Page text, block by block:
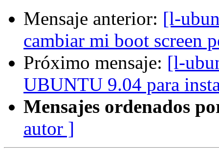
Mensaje anterior: [l-
cambiar mi boot screen
Próximo mensaje: [l-
UBUNTU 9.04 para
Mensajes ordenados
autor ]